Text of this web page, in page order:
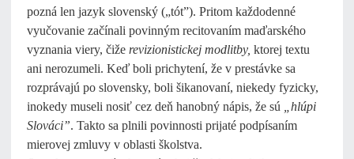
pozná len jazyk slovenský („tót”). Pritom každodenné
vyučovanie začínali povinným recitovaním maďarského
vyznania viery, čiže revizionistickej modlitby, ktorej textu
ani nerozumeli. Keď boli prichytení, že v prestávke sa
rozprávajú po slovensky, boli šikanovaní, niekedy fyzicky,
inokedy museli nosiť cez deň hanobný nápis, že sú
„hlúpi
Slováci”. Takto sa plnili povinnosti prijaté podpísaním
mierovej zmluvy v oblasti školstva.